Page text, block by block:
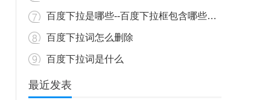
百度下拉是哪些--百度下拉框包含哪些内容？
百度下拉词怎么删除
百度下拉词是什么
最近发表